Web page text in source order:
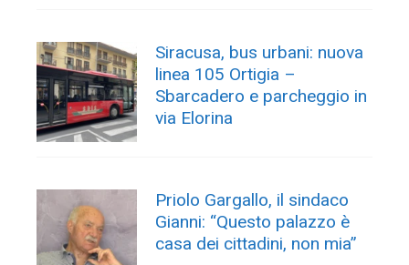
Siracusa, bus urbani: nuova
linea 105 Ortigia –
Sbarcadero e parcheggio in
via Elorina
Priolo Gargallo, il sindaco
Gianni: “Questo palazzo è
casa dei cittadini, non mia”